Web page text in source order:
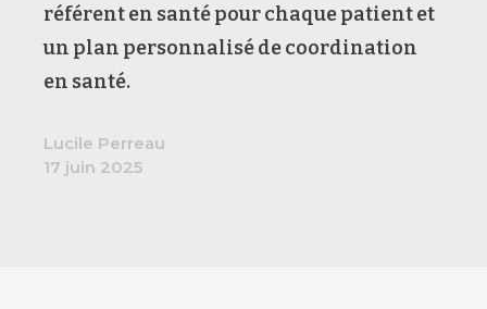
référent en santé pour chaque patient et
un plan personnalisé de coordination
en santé.
Lucile Perreau
17 juin 2025